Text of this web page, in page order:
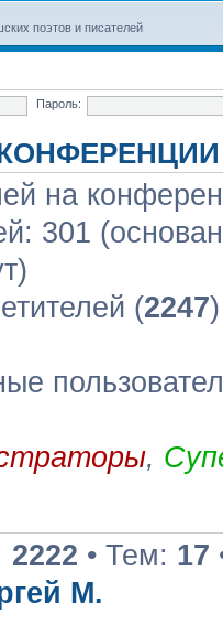
поэтов и писателей
Пароль:
на
301
(2247
,
2222 • Тем: 17
М.